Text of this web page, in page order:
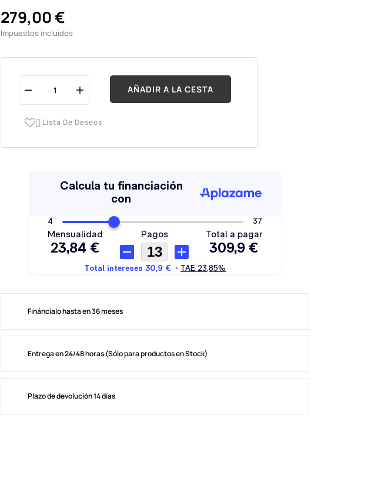
279,00 €
Impuestos incluidos
AÑADIR A LA CESTA
 Lista De Deseos
Fináncialo hasta en 36 meses
Entrega en 24/48 horas (Sólo para productos en Stock)
Plazo de devolución 14 días